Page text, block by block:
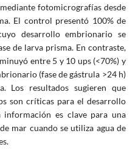
fotomicrografías desde
El control presentó 100% de
desarrollo embrionario se
de larva prisma. En contraste,
entre 5 y 10 ups (<70%) y
(fase de gástrula >24 h)
Los resultados sugieren que
son críticas para el desarrollo
información es clave para una
mar cuando se utiliza agua de